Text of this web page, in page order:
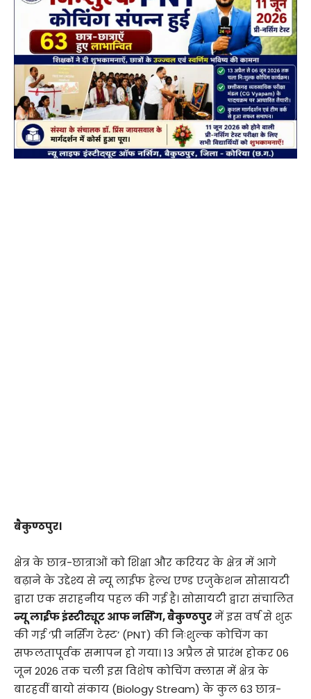
बैकुण्ठपुर।
क्षेत्र के छात्र-छात्राओं को शिक्षा और करियर के क्षेत्र में आगे
बढ़ाने के उद्देश्य से न्यू लाईफ हेल्थ एण्ड एजुकेशन सोसायटी
द्वारा एक सराहनीय पहल की गई है। सोसायटी द्वारा संचालित
न्यू लाईफ इंस्टीट्यूट आफ नर्सिंग, बैकुण्ठपुरमें इस वर्ष से शुरू
की गई ‘प्री नर्सिंग टेस्ट’ (PNT) की निःशुल्क कोचिंग का
सफलतापूर्वक समापन हो गया। 13 अप्रैल से प्रारंभ होकर 06
जून 2026 तक चली इस विशेष कोचिंग क्लास में क्षेत्र के
बारहवीं बायो संकाय (Biology Stream) के कुल 63 छात्र-